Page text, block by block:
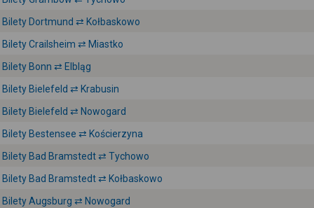
Bilety Dortmund ⇄ Kołbaskowo
Bilety Crailsheim ⇄ Miastko
Bilety Bonn ⇄ Elbląg
Bilety Bielefeld ⇄ Krabusin
Bilety Bielefeld ⇄ Nowogard
Bilety Bestensee ⇄ Kościerzyna
Bilety Bad Bramstedt ⇄ Tychowo
Bilety Bad Bramstedt ⇄ Kołbaskowo
Bilety Augsburg ⇄ Nowogard